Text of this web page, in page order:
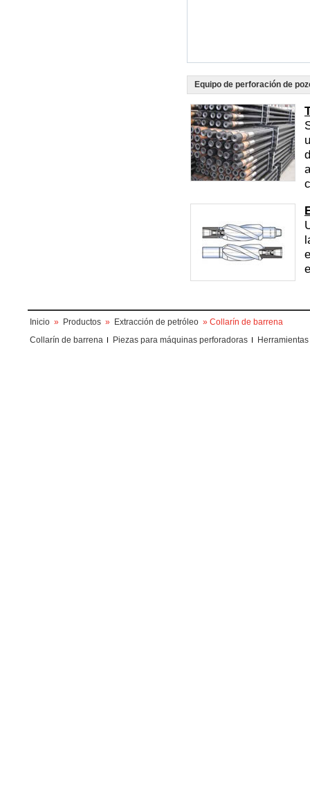
Equipo de perforación de
Inicio » Productos » Extracción de petróleo » Collarín de barrena
Collarín de barrena
Piezas para máquinas perforadoras